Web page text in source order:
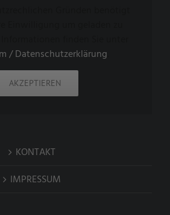
/ Datenschutzerklärung
AKZEPTIEREN
KONTAKT
IMPRESSUM